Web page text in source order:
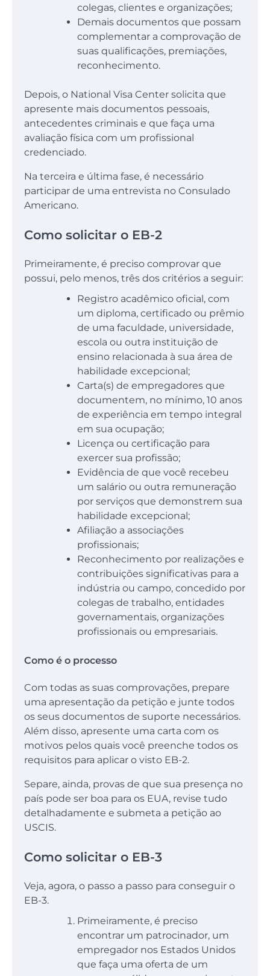
colegas, clientes e organizações;
Demais documentos que possam
complementar a comprovação de
suas qualificações, premiações,
reconhecimento.
Depois, o National Visa Center solicita que
apresente mais documentos pessoais,
antecedentes criminais e que faça uma
avaliação física com um profissional
credenciado.
Na terceira e última fase, é necessário
participar de uma entrevista no Consulado
Americano.
Como solicitar o EB-2
Primeiramente, é preciso comprovar que
possui, pelo menos, três dos critérios a seguir:
Registro acadêmico oficial, com
um diploma, certificado ou prêmio
de uma faculdade, universidade,
escola ou outra instituição de
ensino relacionada à sua área de
habilidade excepcional;
Carta(s) de empregadores que
documentem, no mínimo, 10 anos
de experiência em tempo integral
em sua ocupação;
Licença ou certificação para
exercer sua profissão;
Evidência de que você recebeu
um salário ou outra remuneração
por serviços que demonstrem sua
habilidade excepcional;
Afiliação a associações
profissionais;
Reconhecimento por realizações e
contribuições significativas para a
indústria ou campo, concedido por
colegas de trabalho, entidades
governamentais, organizações
profissionais ou empresariais.
Como é o processo
Com todas as suas comprovações, prepare
uma apresentação da petição e junte todos
os seus documentos de suporte necessários.
Além disso, apresente uma carta com os
motivos pelos quais você preenche todos os
requisitos para aplicar o visto EB-2.
Separe, ainda, provas de que sua presença no
país pode ser boa para os EUA, revise tudo
detalhadamente e submeta a petição ao
USCIS.
Como solicitar o EB-3
Veja, agora, o passo a passo para conseguir o
EB-3.
Primeiramente, é preciso
encontrar um patrocinador, um
empregador nos Estados Unidos
que faça uma oferta de um